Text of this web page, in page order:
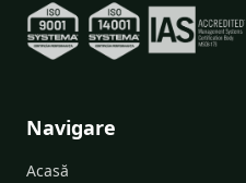
Navigare
Acasă